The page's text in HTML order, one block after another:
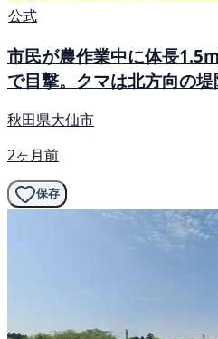
公式
市民が農作業中に体長
で目撃。クマは北方向の堤
秋田県大仙市
2ヶ月前
保存